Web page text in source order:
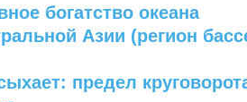
богатство океана
Азии (регион
предел